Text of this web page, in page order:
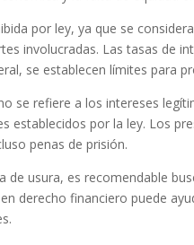
por ley, ya que se
involucradas. Las tasas de
se establecen límites para
se refiere a los intereses
establecidos por la ley. Los
penas de prisión.
de usura, es recomendable
derecho financiero puede